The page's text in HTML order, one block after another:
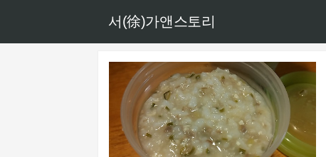
서(徐)가앤스토리